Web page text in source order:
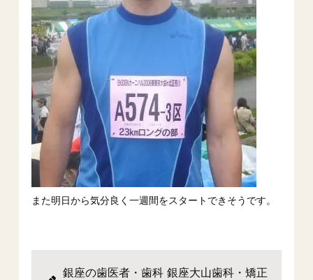
また明日から気分良く一週間をスタートできそうです。
銀座の歯医者・歯科 銀座大山歯科・矯正